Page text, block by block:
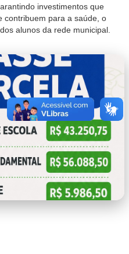
investimentos que
contribuem para a saúde, o
alunos da rede municipal.